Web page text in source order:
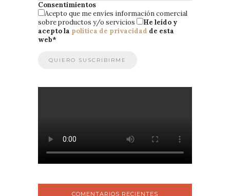
Consentimientos
Acepto que me envíes información comercial
sobre productos y/o servicios
He leído y
acepto la política de privacidad de esta
web*
COMENTARIOS RECIENTES